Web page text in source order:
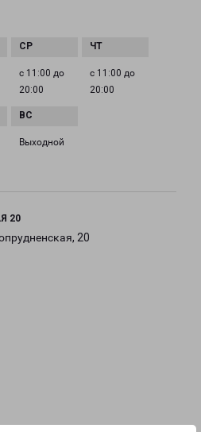
с 11:00 до
20:00
с 11:00 до
20:00
Выходной
20
20